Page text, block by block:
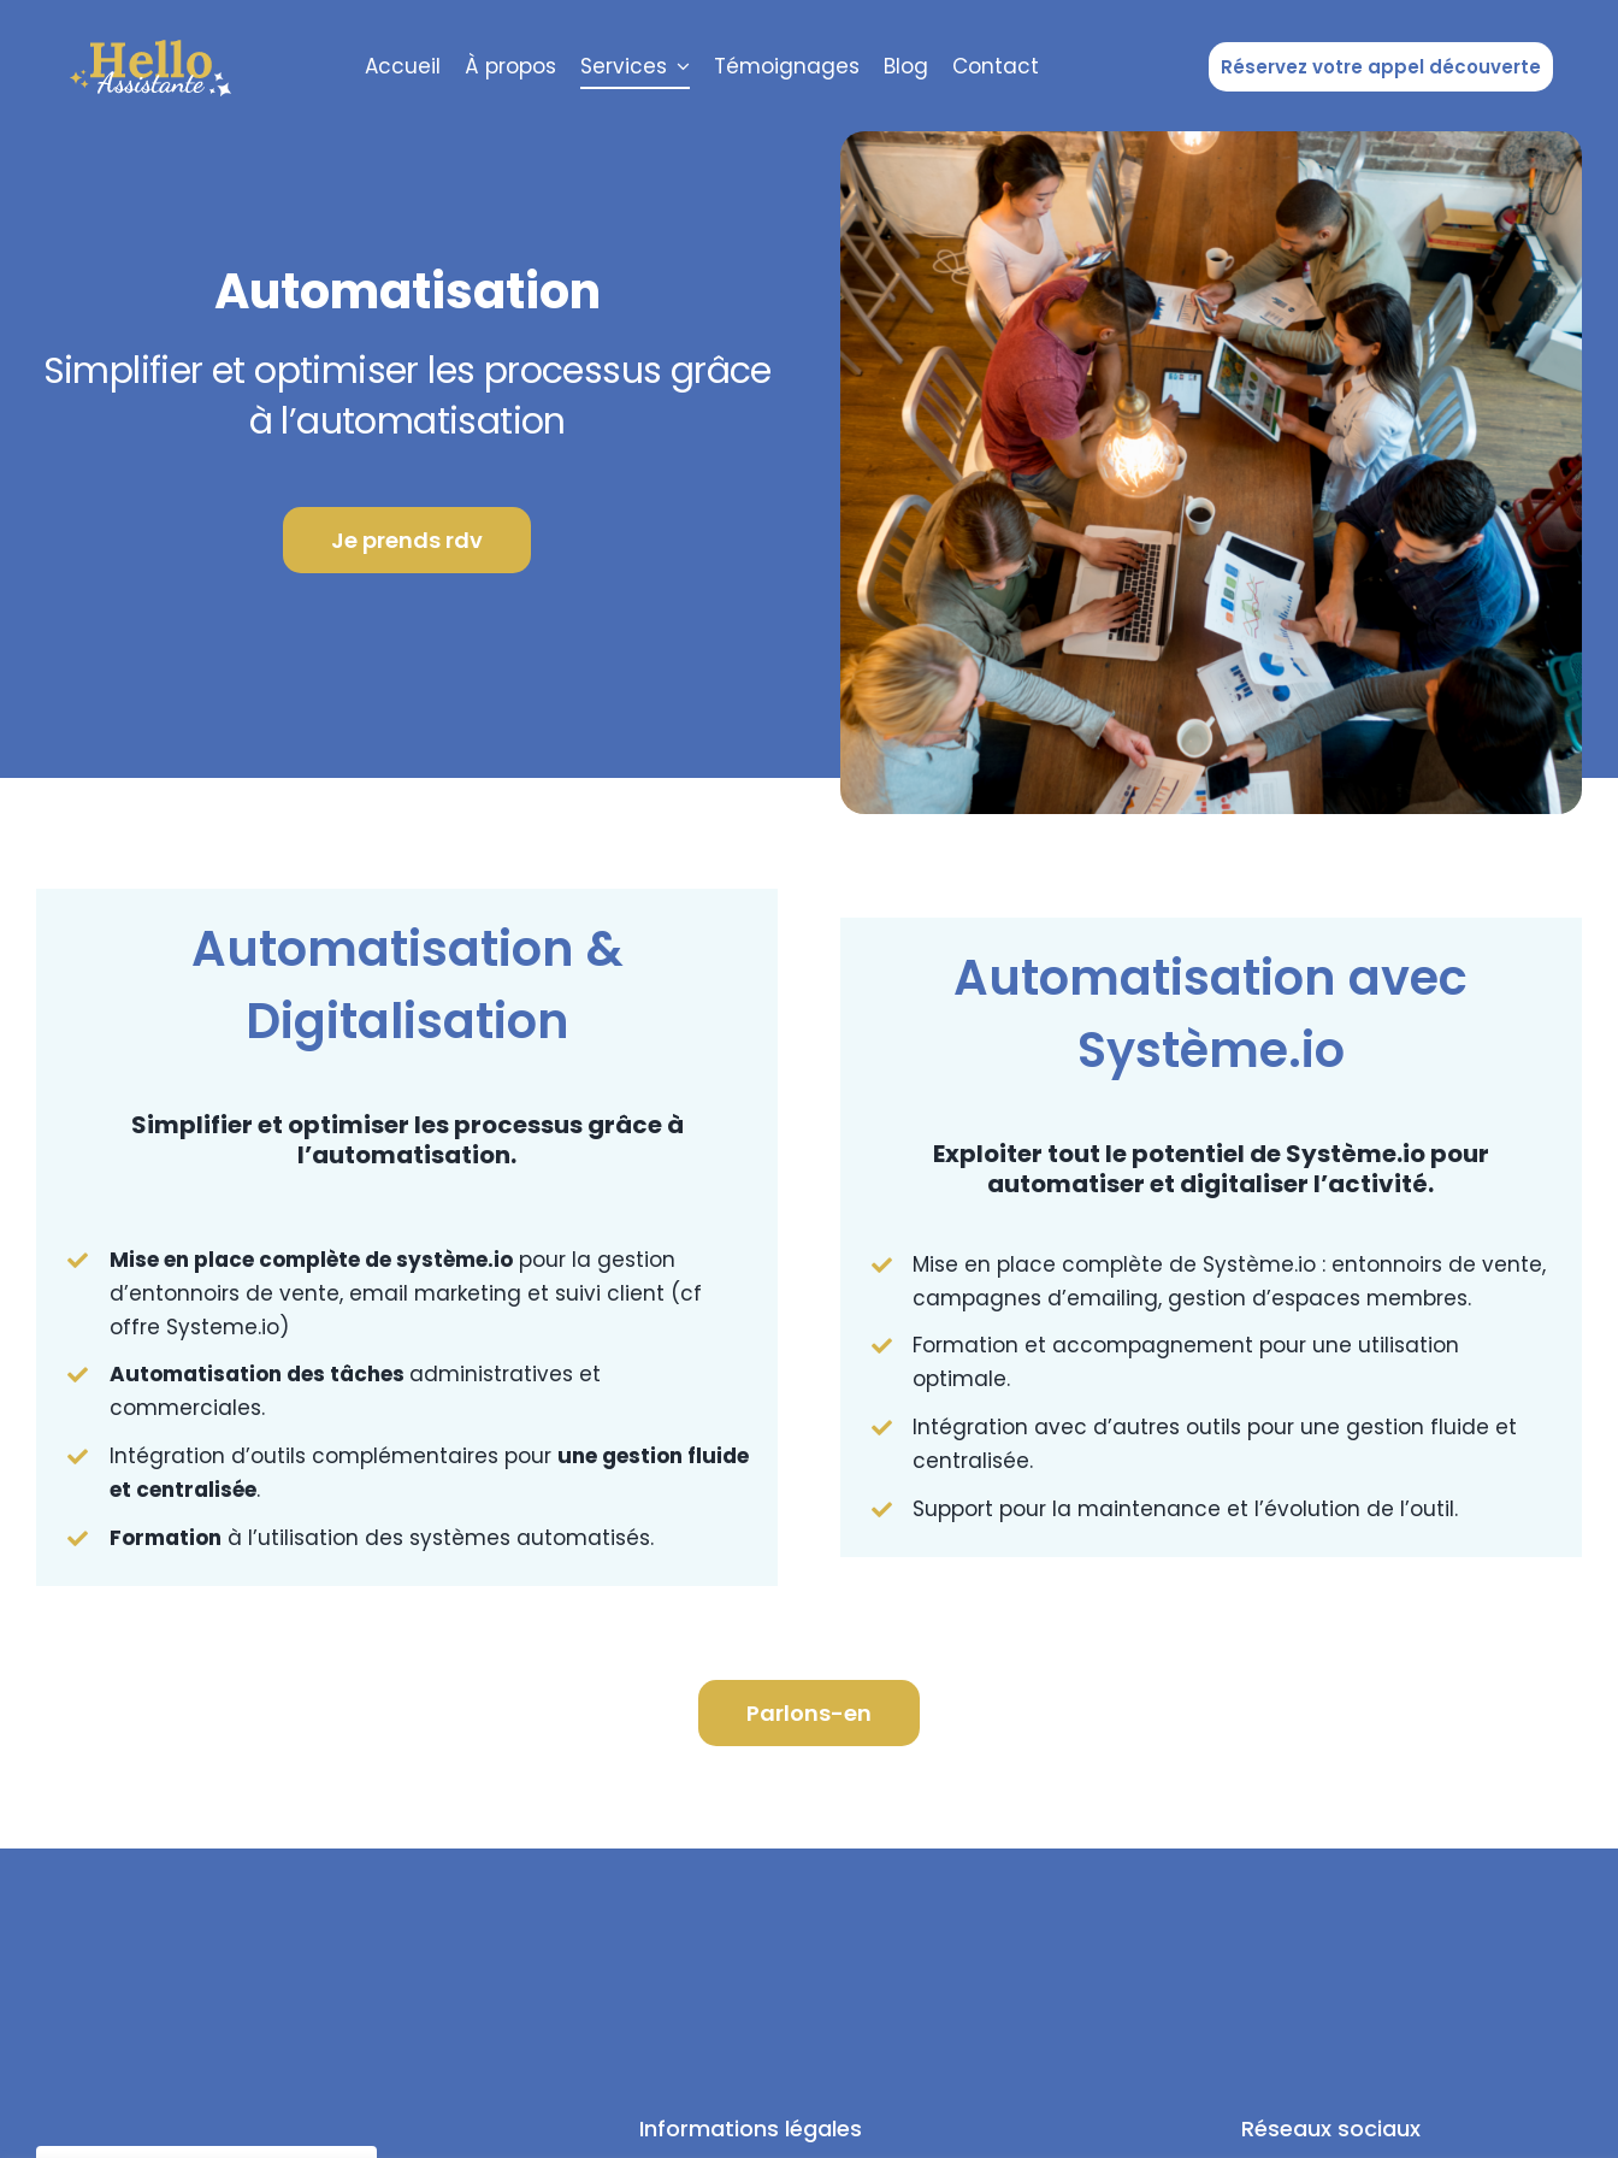
contenu
Accueil À propos Services Témoignages Blog Contact Réservez votre appel découverte
Automatisation
Simplifier et optimiser les processus grâce
à l’automatisation
Je prends rdv
Automatisation &
Digitalisation
Simplifier et optimiser les processus grâce à
l’automatisation.
Mise en place complète de système.iopour la gestion
d’entonnoirs de vente, email marketing et suivi client (cf
offre Systeme.io)
Automatisation des tâches administratives et
commerciales.
Intégration d’outils complémentaires pour une gestion fluide
et centralisée.
Formation à l’utilisation des systèmes automatisés.
Automatisation avec
Système.io
Exploiter tout le potentiel de Système.io pour
automatiser et digitaliser l’activité.
Mise en place complète de Système.io : entonnoirs de vente,
campagnes d’emailing, gestion d’espaces membres.
Formation et accompagnement pour une utilisation
optimale.
Intégration avec d’autres outils pour une gestion fluide et
centralisée.
Support pour la maintenance et l’évolution de l’outil.
Parlons-en
Informations légales Réseaux sociaux